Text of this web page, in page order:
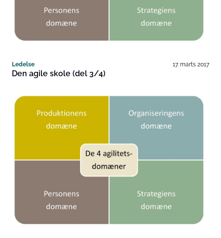
Ledelse 17. marts 2017
Den agile skole (del 3/4)